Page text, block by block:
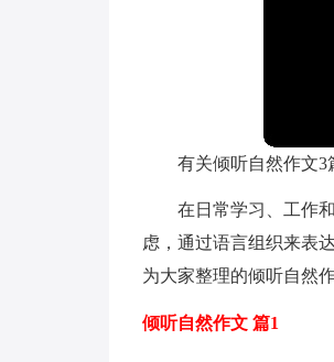
有关倾听自然作文3
在日常学习、工作
虑，通过语言组织来表
为大家整理的倾听自然
倾听自然作文 篇1